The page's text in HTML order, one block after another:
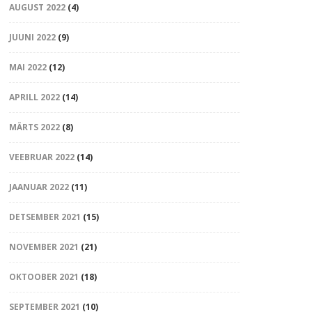
AUGUST 2022(4)
JUUNI 2022(9)
MAI 2022(12)
APRILL 2022(14)
MÄRTS 2022(8)
VEEBRUAR 2022(14)
JAANUAR 2022(11)
DETSEMBER 2021 (15)
NOVEMBER 2021 (21)
OKTOOBER 2021 (18)
SEPTEMBER 2021 (10)